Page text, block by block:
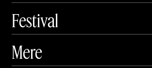
Festival
 Art Matter Festival
Mere